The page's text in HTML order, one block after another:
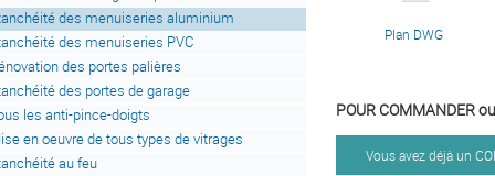
des menuiseries aluminium
des menuiseries PVC
des portes palières
des portes de garage
les anti-pince-doigts
en oeuvre de tous types de vitrages
au feu
Plan DWG
POUR COMMANDER
Vous avez déjà un